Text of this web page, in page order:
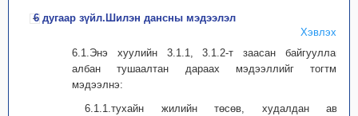
6 дугаар зүйл.Шилэн дансны мэдээлэл
Хэвлэх
6.1.Энэ хуулийн 3.1.1, 3.1.2-т заасан байгууллага,
албан тушаалтан дараах мэдээллийг тогтмол
мэдээлнэ:
6.1.1.тухайн жилийн төсөв, худалдан авах